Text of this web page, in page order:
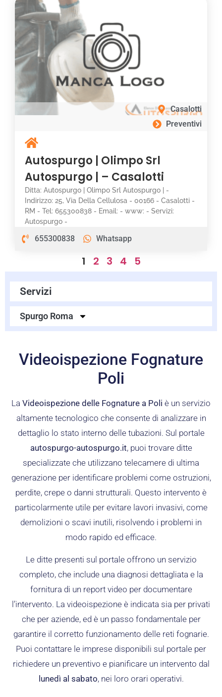
Casalotti
Preventivi
Autospurgo | Olimpo Srl
Autospurgo | – Casalotti
Ditta: Autospurgo | Olimpo Srl Autospurgo | -
Indirizzo: 25, Via Della Cellulosa - 00166 - Casalotti -
RM - Tel: 655300838 - Email: - www: - Servizi:
Autospurgo -
655300838 Whatsapp
1 2 3 4 5
Servizi
Spurgo Roma
Videoispezione Fognature
Poli
La Videoispezione delle Fognature a Poli è un servizio
altamente tecnologico che consente di analizzare in
dettaglio lo stato interno delle tubazioni. Sul portale
autospurgo-autospurgo.it, puoi trovare ditte
specializzate che utilizzano telecamere di ultima
generazione per identificare problemi come ostruzioni,
perdite, crepe o danni strutturali. Questo intervento è
particolarmente utile per evitare lavori invasivi, come
demolizioni o scavi inutili, risolvendo i problemi in
modo rapido ed efficace.
Le ditte presenti sul portale offrono un servizio
completo, che include una diagnosi dettagliata e la
fornitura di un report video per documentare
l’intervento. La videoispezione è indicata sia per privati
che per aziende, ed è un passo fondamentale per
garantire il corretto funzionamento delle reti fognarie.
Puoi contattare le imprese disponibili sul portale per
richiedere un preventivo e pianificare un intervento dal
lunedì al sabato, nei loro orari operativi.